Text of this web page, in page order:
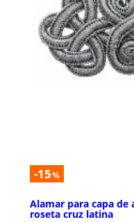
-15%
Alamar para capa de
roseta cruz latina